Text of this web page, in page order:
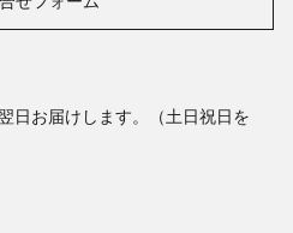
日お届けします。（土日祝日を